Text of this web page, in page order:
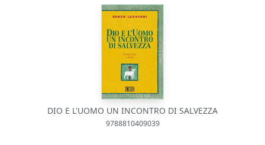
DIO E L'UOMO UN INCONTRO DI SALVEZZA
9788810409039